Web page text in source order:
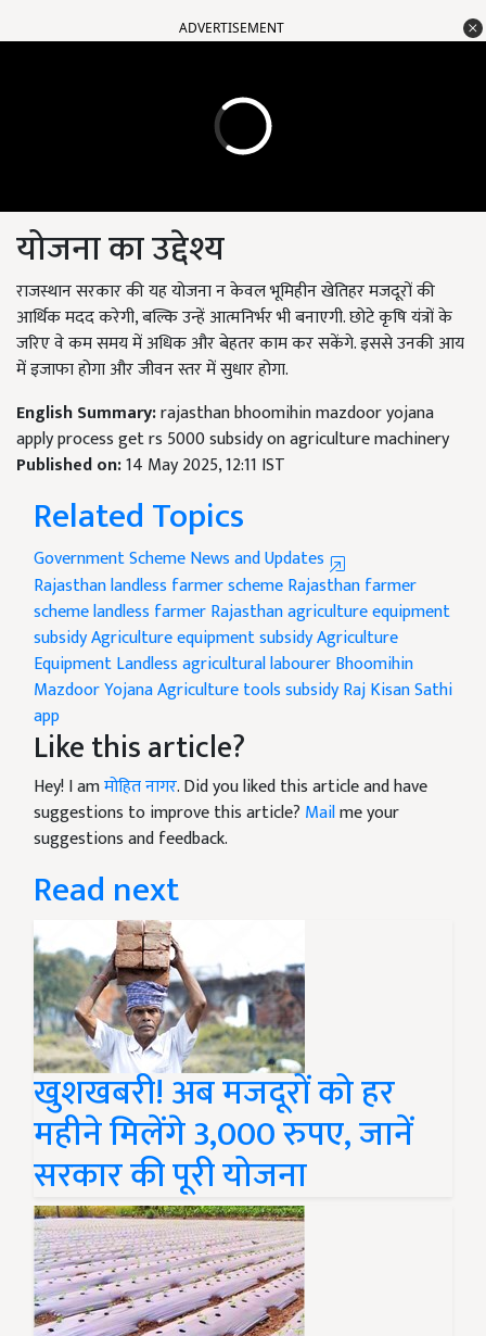
ADVERTISEMENT
योजना का उद्देश्य
राजस्थान सरकार की यह योजना न केवल भूमिहीन खेतिहर मजदूरों की
आर्थिक मदद करेगी, बल्कि उन्हें आत्मनिर्भर भी बनाएगी. छोटे कृषि यंत्रों के
जरिए वे कम समय में अधिक और बेहतर काम कर सकेंगे. इससे उनकी आय
में इजाफा होगा और जीवन स्तर में सुधार होगा.
English Summary:rajasthan bhoomihin mazdoor yojana
apply process get rs 5000 subsidy on agriculture machinery
Published on:14 May 2025, 12:11 IST
Related Topics
Government Scheme News and Updates
Rajasthan landless farmer schemeRajasthan farmer
schemelandless farmerRajasthan agriculture equipment
subsidyAgriculture equipment subsidyAgriculture
EquipmentLandless agricultural labourerBhoomihin
Mazdoor YojanaAgriculture tools subsidyRaj Kisan Sathi
app
Like this article?
Hey! I amमोहित नागर. Did you liked this article and have
suggestions to improve this article? Mailme your
suggestions and feedback.
Read next
खुशखबरी! अब मजदूरों को हर
महीने मिलेंगे 3,000 रुपए, जानें
सरकार की पूरी योजना